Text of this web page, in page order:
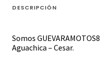
DESCRIPCIÓN
Somos
Aguachica – Cesar.